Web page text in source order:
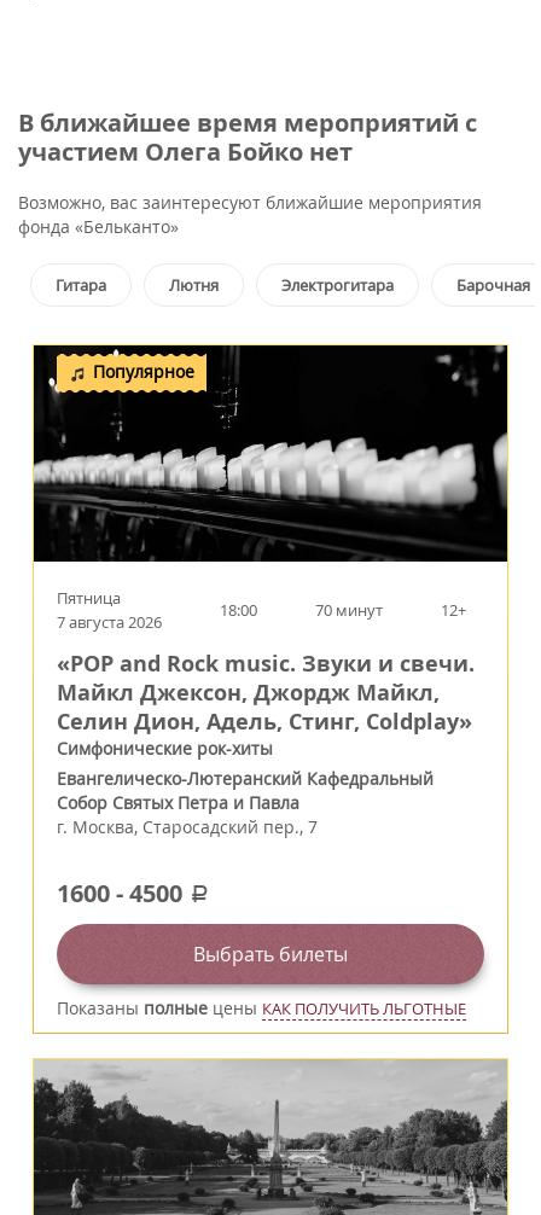
В ближайшее время мероприятий с
участием Олега Бойко нет
Возможно, вас заинтересуют ближайшие мероприятия
фонда «Бельканто»
Гитара Лютня Электрогитара Барочная
Популярное
Пятница
7 августа 2026
18:00 70 минут 12+
«POP and Rock music. Звуки и свечи.
Майкл Джексон, Джордж Майкл,
Селин Дион, Адель, Стинг, Coldplay»
Симфонические рок-хиты
Евангелическо-Лютеранский Кафедральный
Собор Святых Петра и Павла
г. Москва, Старосадский пер., 7
1600-4500 a
Выбрать билеты
Показаны полные цены КАК ПОЛУЧИТЬ ЛЬГОТНЫЕ